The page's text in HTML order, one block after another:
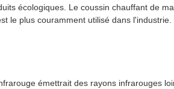
écologiques. Le coussin chauffant de
le plus couramment utilisé dans l'industrie.
émettrait des rayons infrarouges